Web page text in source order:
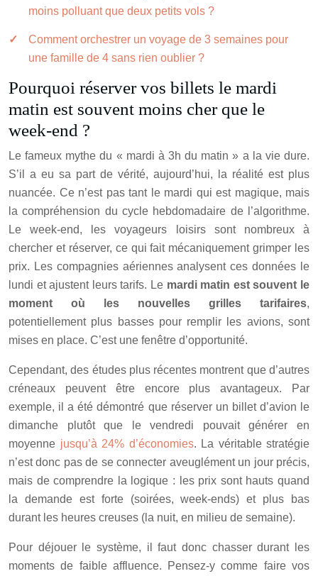
moins polluant que deux petits vols ?
Comment orchestrer un voyage de 3 semaines pour
une famille de 4 sans rien oublier ?
Pourquoi réserver vos billets le mardi
matin est souvent moins cher que le
week-end ?
Le fameux mythe du « mardi à 3h du matin » a la vie dure.
S’il a eu sa part de vérité, aujourd’hui, la réalité est plus
nuancée. Ce n’est pas tant le mardi qui est magique, mais
la compréhension du cycle hebdomadaire de l’algorithme.
Le week-end, les voyageurs loisirs sont nombreux à
chercher et réserver, ce qui fait mécaniquement grimper les
prix. Les compagnies aériennes analysent ces données le
lundi et ajustent leurs tarifs. Le mardi matin est souvent le
moment où les nouvelles grilles tarifaires,
potentiellement plus basses pour remplir les avions, sont
mises en place. C’est une fenêtre d’opportunité.
Cependant, des études plus récentes montrent que d’autres
créneaux peuvent être encore plus avantageux. Par
exemple, il a été démontré que réserver un billet d’avion le
dimanche plutôt que le vendredi pouvait générer en
moyenne jusqu’à 24% d’économies. La véritable stratégie
n’est donc pas de se connecter aveuglément un jour précis,
mais de comprendre la logique : les prix sont hauts quand
la demande est forte (soirées, week-ends) et plus bas
durant les heures creuses (la nuit, en milieu de semaine).
Pour déjouer le système, il faut donc chasser durant les
moments de faible affluence. Pensez-y comme faire vos